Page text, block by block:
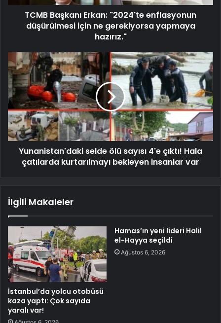
TCMB Başkanı Erkan: "2024'te enflasyonun
düşürülmesi için ne gerekiyorsa yapmaya
hazırız."
Yunanistan'daki selde ölü sayısı 4'e çıktı! Hala
çatılarda kurtarılmayı bekleyen insanlar var
İlgili Makaleler
İstanbul’da yolcu otobüsü
kaza yaptı: Çok sayıda
yaralı var!
Hamas’ın yeni lideri Halil
el-Hayya seçildi
Ağustos 6, 2026